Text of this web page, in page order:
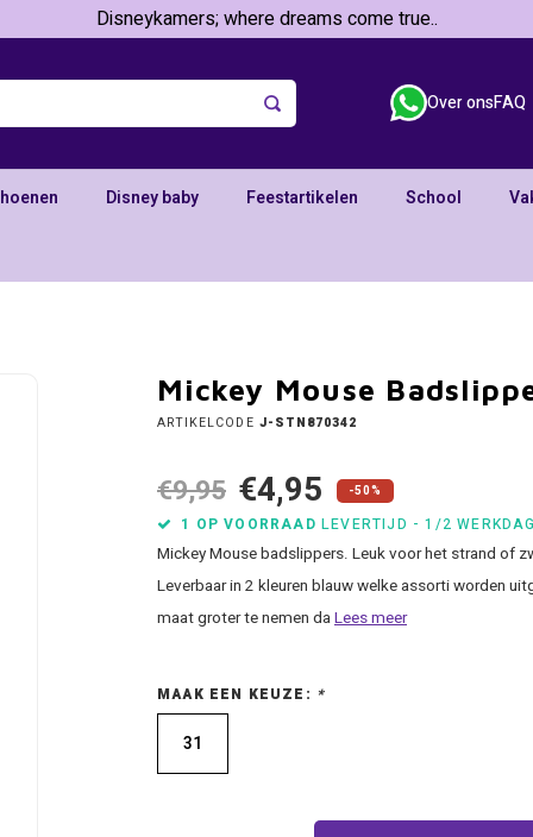
Disneykamers; where dreams come true..
Over onsFAQ
Disney baby Feestartikelen School
Mickey Mouse
ARTIKELCODE J-STN870342
€9,95 €4,95 -50%
1 OP VOORRAAD LEVERTIJD - 1/2
Mickey Mouse badslippers. Leuk voor het strand of
Leverbaar in 2 kleuren blauw welke assorti worden
maat groter te nemen daLees meer
MAAK EEN KEUZE: *
31